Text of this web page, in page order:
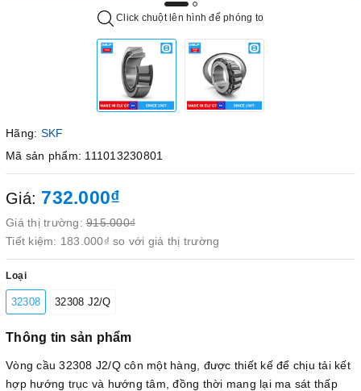
Click chuột lên hình để phóng to
Hãng: SKF
Mã sản phẩm: 111013230801
Giá: 732.000₫
Giá thị trường: 915.000₫
Tiết kiệm: 183.000₫ so với giá thị trường
Loại
32308 32308 J2/Q
Thông tin sản phẩm
Vòng cầu 32308 J2/Q côn một hàng, được thiết kế để chịu tải kết
hợp hướng trục và hướng tâm, đồng thời mang lại ma sát thấp